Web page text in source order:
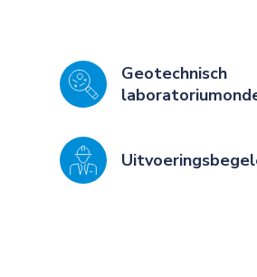
Geotechnisch